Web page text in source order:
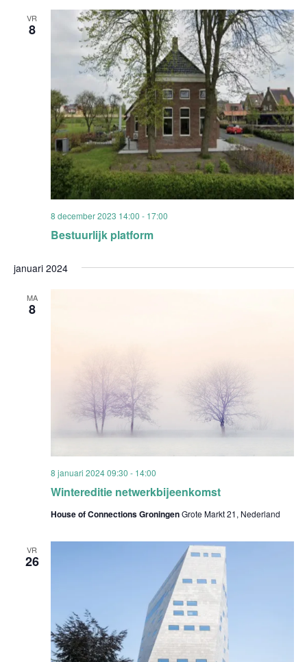
VR
8
Bestuurlijk platform
8 december 2023 14:00 - 17:00
januari 2024
MA
8
Wintereditie netwerkbijeenkomst
8 januari 2024 09:30 - 14:00
House of Connections GroningenGrote Markt 21, Nederland
VR
26